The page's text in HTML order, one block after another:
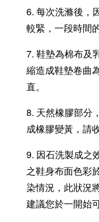
6. 每次洗滌後，
較緊，一段時間
7. 鞋墊為棉布及
縮造成鞋墊卷曲
直。
8. 天然橡膠部分
成橡膠變黃，請
9. 因石洗製成之
之鞋身布面色彩
染情況，此狀況
建議您於一開始